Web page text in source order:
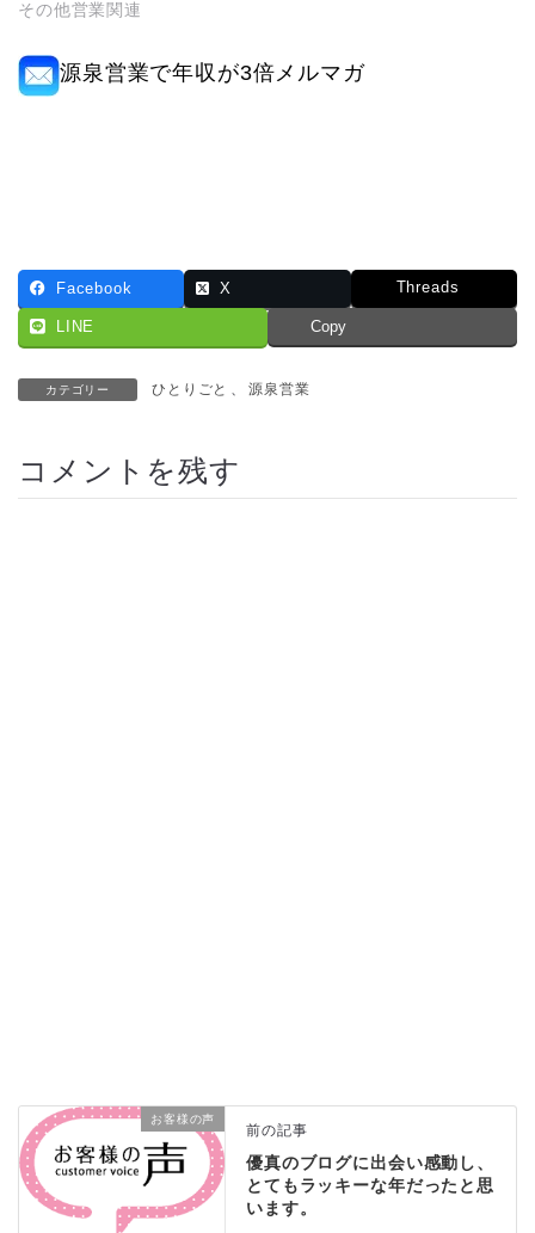
その他営業関連
源泉営業で年収が3倍メルマガ
Facebook X Threads
LINE Copy
カテゴリー ひとりごと 、 源泉営業
コメントを残す
お客様の声
前の記事
優真のブログに出会い感動し、
とてもラッキーな年だったと思
います。